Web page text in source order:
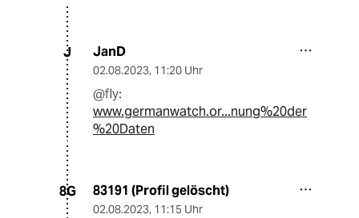
J JanD
02.08.2023, 11:20 Uhr
@fly:
www.germanwatch.or...nung%20der
%20Daten
8G 83191 (Profil gelöscht)
02.08.2023, 11:15 Uhr